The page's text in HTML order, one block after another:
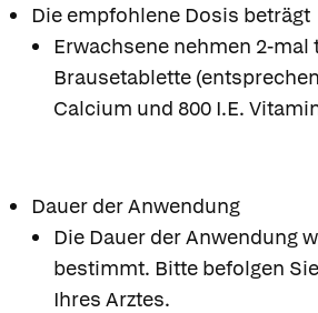
Die empfohlene Dosis beträgt
Erwachsene nehmen 2-mal
Brausetablette
Calcium und 800 I.E.
Dauer der Anwendung
Die Dauer der Anwendung
bestimmt. Bitte befolgen
Ihres Arztes.